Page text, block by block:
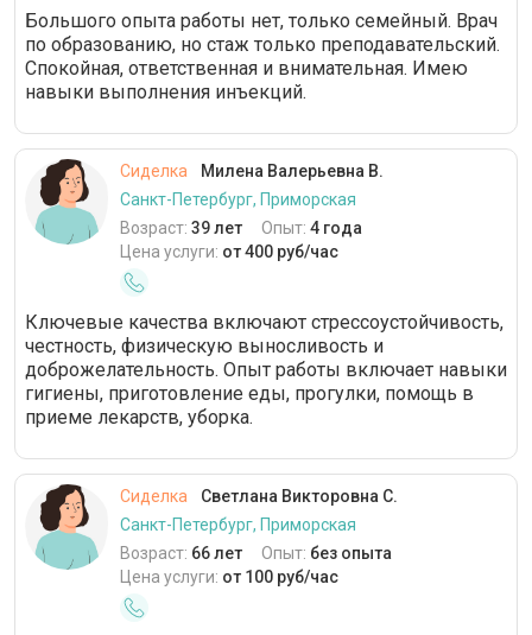
Большого опыта работы нет, только семейный. Врач
по образованию, но стаж только преподавательский.
Спокойная, ответственная и внимательная. Имею
навыки выполнения инъекций.
Сиделка
Милена Валерьевна В.
Санкт-Петербург, Приморская
Возраст: 39 лет Опыт: 4 года
Цена услуги: от 400 руб/час
Ключевые качества включают стрессоустойчивость,
честность, физическую выносливость и
доброжелательность. Опыт работы включает навыки
гигиены, приготовление еды, прогулки, помощь в
приеме лекарств, уборка.
Сиделка
Светлана Викторовна С.
Санкт-Петербург, Приморская
Возраст: 66 лет Опыт: без опыта
Цена услуги: от 100 руб/час